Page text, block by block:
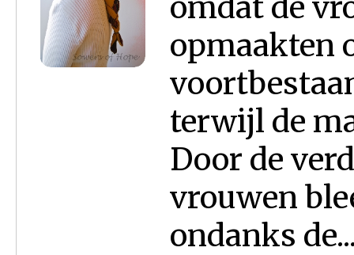
opmaakten
terwijl de
Door de
vrouwen
ondanks